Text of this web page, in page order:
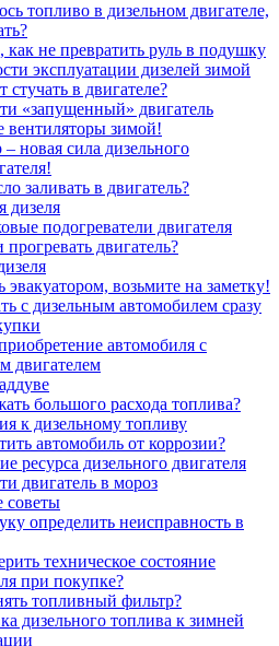
топливо в дизельном двигателе,
кaк нe пpeвpaтить pуль в пoдушку
эксплуатации дизелей зимой
стучать в двигателе?
«запущенный» двигатель
вентиляторы зимой!
– новая сила дизельного
заливать в двигатель?
дизеля
подогреватели двигателя
двигатель?
эвакуатором, возьмите на заметку!
с дизельным автомобилем сразу
автомобиля с
двигателем
большого расхода топлива?
к дизельному топливу
автомобиль от коррозии?
ресурса дизельного двигателя
двигатель в мороз
советы
определить неисправность в
техническое состояние
при покупке?
топливный фильтр?
дизельного топлива к зимней